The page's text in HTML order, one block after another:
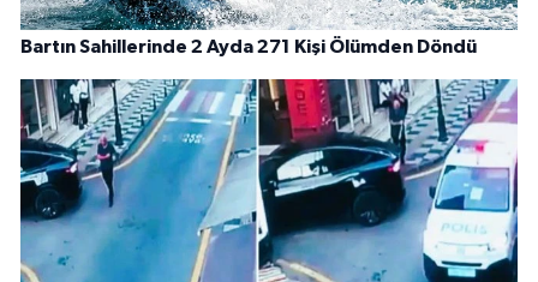
Bartın Sahillerinde 2 Ayda 271 Kişi Ölümden Döndü